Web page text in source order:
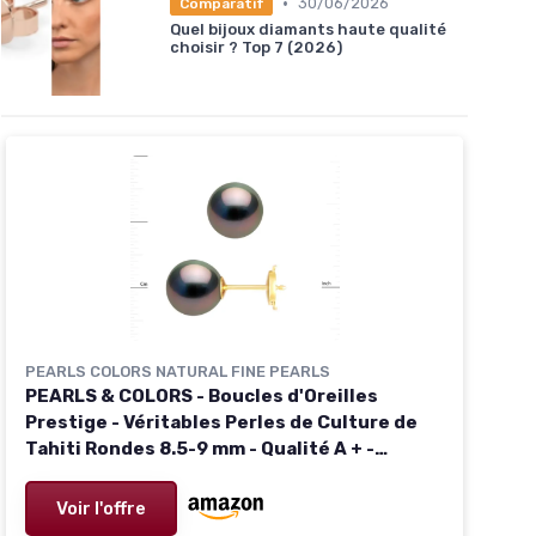
Quel bijoux diamants haute qualité
choisir ? Top 7 (2026)
PEARLS COLORS NATURAL FINE PEARLS
PEARLS & COLORS - Boucles d'Oreilles
Prestige - Véritables Perles de Culture de
Tahiti Rondes 8.5-9 mm - Qualité A + -
Jaune et Or Blanc - Bijou Femme
Voir l'offre